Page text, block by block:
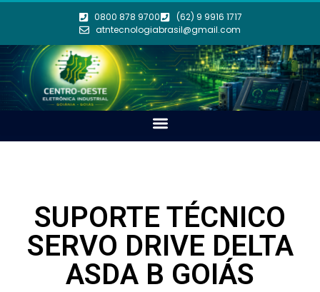
0800 878 9700
(62) 9 9916 1717
atntecnologiabrasil@gmail.com
SUPORTE TÉCNICO
SERVO DRIVE DELTA
ASDA B GOIÁS